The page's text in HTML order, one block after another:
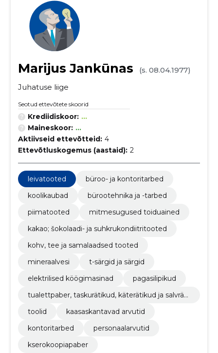
Marijus Jankūnas
(s. 08.04.1977)
Juhatuse liige
Seotud ettevõtete skoorid
Krediidiskoor: ...
Maineskoor: ...
Aktiivseid ettevõtteid: 4
Ettevõtluskogemus (aastaid): 2
leivatooted
büroo- ja kontoritarbed
koolikaubad
bürootehnika ja -tarbed
piimatooted
mitmesugused toiduained
kakao; šokolaadi- ja suhkrukondiitritooted
kohv, tee ja samalaadsed tooted
mineraalvesi
t-särgid ja särgid
elektrilised köögimasinad
pagasilipikud
tualettpaber, taskurätikud, käterätikud ja salvräti
toolid
kaasaskantavad arvutid
kontoritarbed
personaalarvutid
kserokoopiapaber